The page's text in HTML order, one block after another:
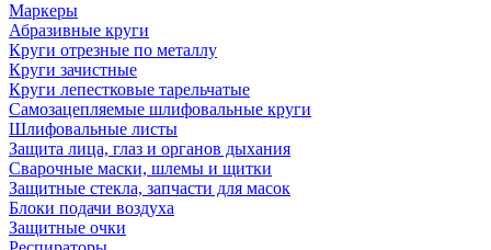
Маркеры
Абразивные круги
Круги отрезные по металлу
Круги зачистные
Круги лепестковые тарельчатые
Самозацепляемые шлифовальные круги
Шлифовальные листы
Защита лица, глаз и органов дыхания
Сварочные маски, шлемы и щитки
Защитные стекла, запчасти для масок
Блоки подачи воздуха
Защитные очки